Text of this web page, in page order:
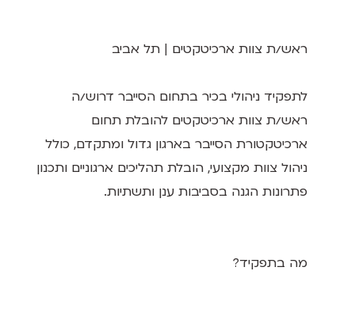
ראש/ת צוות ארכיטקטים | תל אביב
לתפקיד ניהולי בכיר בתחום הסייבר דרוש/ה
ראש/ת צוות ארכיטקטים להובלת תחום
ארכיטקטורת הסייבר בארגון גדול ומתקדם, כולל
ניהול צוות מקצועי, הובלת תהליכים ארגוניים ותכנון
פתרונות הגנה בסביבות ענן ותשתיות.
מה בתפקיד?